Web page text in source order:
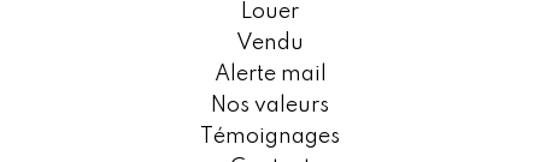
Louer
Vendu
Alerte mail
Nos valeurs
Témoignages